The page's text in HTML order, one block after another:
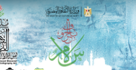
Skip to main content